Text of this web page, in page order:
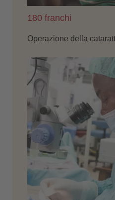
180 franchi
Operazione della